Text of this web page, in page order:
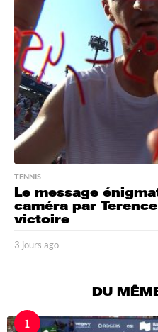
o
TENNIS
Le message
caméra par
victoire
3 jours ago
a
DU
1